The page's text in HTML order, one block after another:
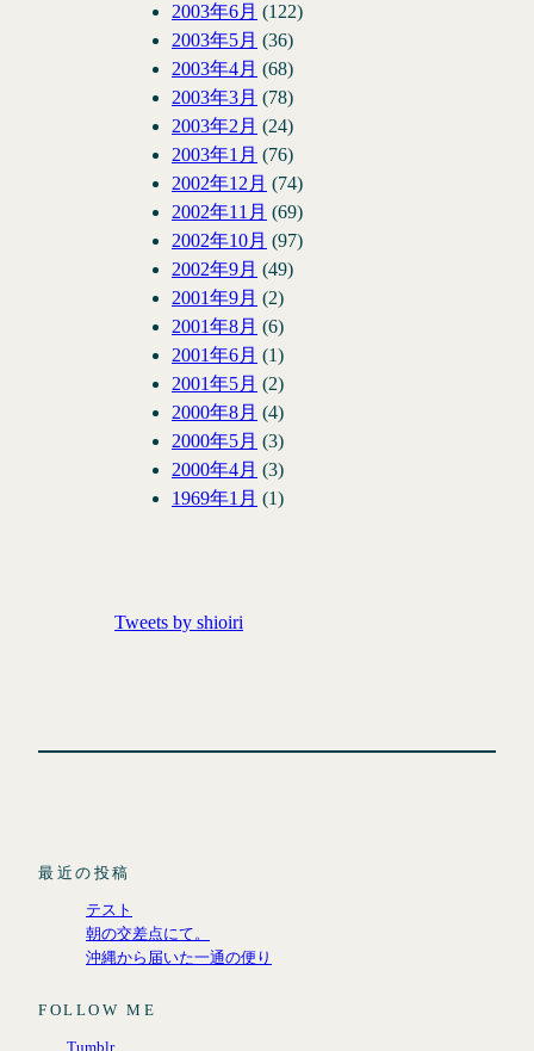
2003年6月 (122)
2003年5月 (36)
2003年4月 (68)
2003年3月 (78)
2003年2月 (24)
2003年1月 (76)
2002年12月 (74)
2002年11月 (69)
2002年10月 (97)
2002年9月 (49)
2001年9月 (2)
2001年8月 (6)
2001年6月 (1)
2001年5月 (2)
2000年8月 (4)
2000年5月 (3)
2000年4月 (3)
1969年1月 (1)
Tweets by shioiri
最近の投稿
テスト
朝の交差点にて。
沖縄から届いた一通の便り
FOLLOW ME
Tumblr